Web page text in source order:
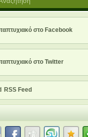
στο Facebook
στο Twitter
RSS Feed